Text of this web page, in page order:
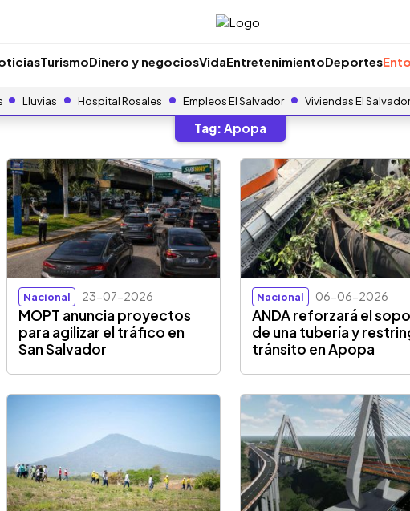
TurismoDinero y negociosVidaEntretenimientoDeportes
Lluvias Hospital Rosales Empleos El Salvador Viviendas El Salvador
Tag: Apopa
Nacional 23-07-2026
MOPT anuncia proyectos
para agilizar el tráfico en
San Salvador
Nacional 06-06-2026
ANDA reforzará el
de una tubería y
tránsito en Apopa